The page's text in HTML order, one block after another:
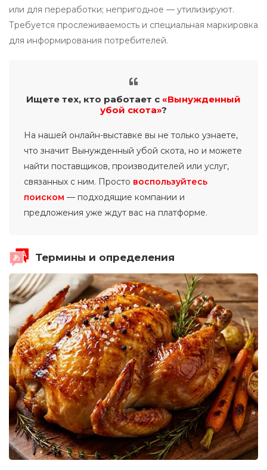
или для переработки; непригодное — утилизируют.
Требуется прослеживаемость и специальная маркировка
для информирования потребителей.
Ищете тех, кто работает с «Вынужденный
убой скота»?
На нашей онлайн-выставке вы не только узнаете,
что значит Вынужденный убой скота, но и можете
найти поставщиков, производителей или услуг,
связанных с ним. Просто воспользуйтесь
поиском — подходящие компании и
предложения уже ждут вас на платформе.
Термины и определения